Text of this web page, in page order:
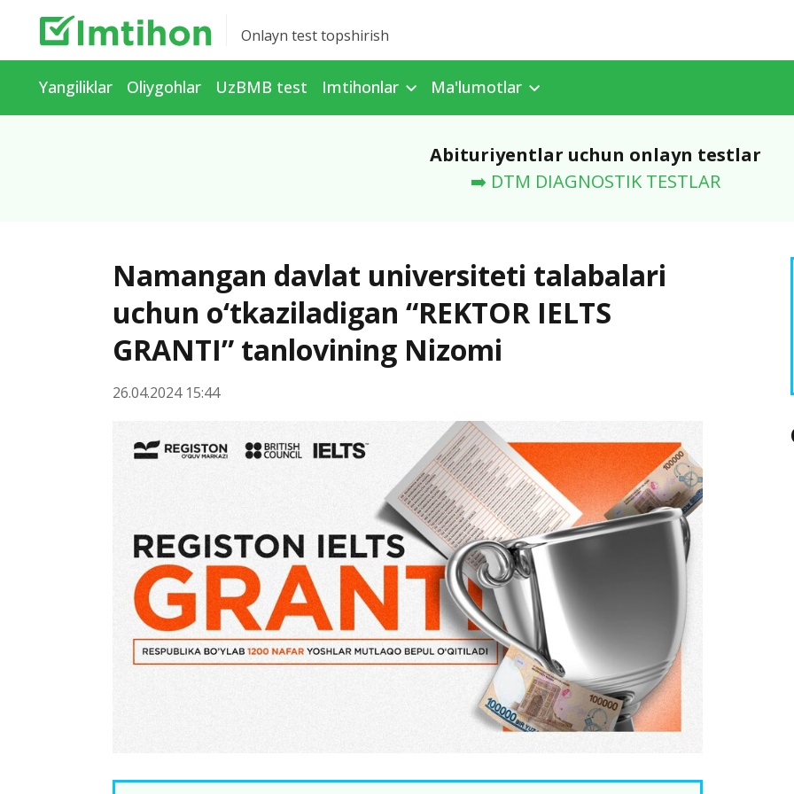
Onlayn test topshirish
Yangiliklar Oliygohlar UzBMB test Imtihonlar Ma'lumotlar
Abituriyentlar uchun onlayn testlar
➡️ DTM DIAGNOSTIK TESTLAR
Namangan davlat universiteti talabalari
uchun o‘tkaziladigan “REKTOR IELTS
GRANTI” tanlovining Nizomi
26.04.2024 15:44